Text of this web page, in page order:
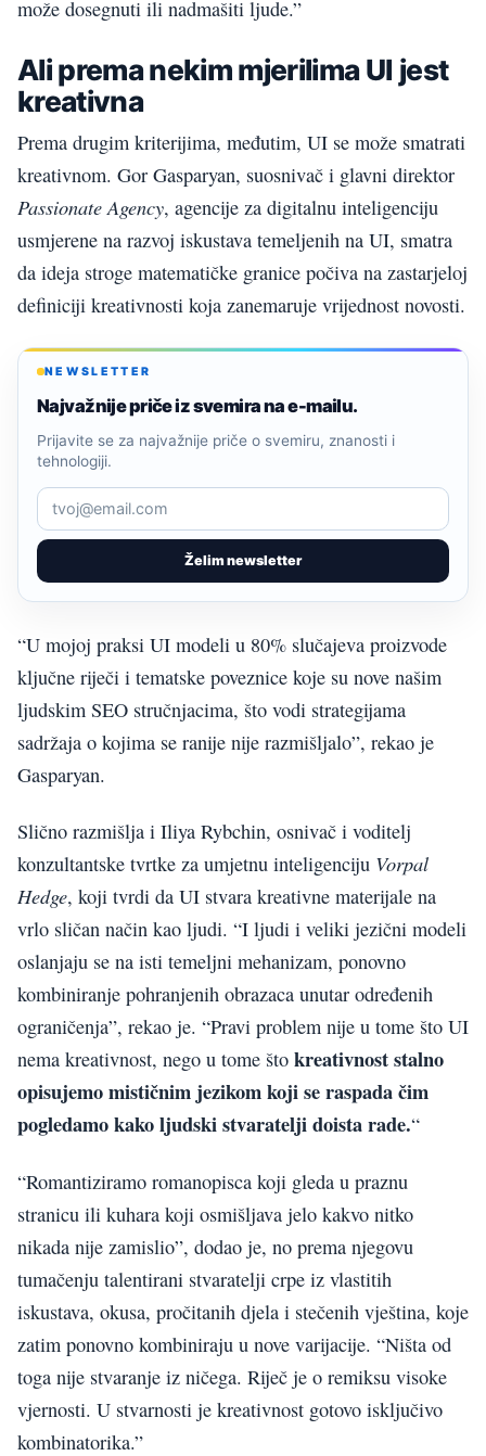
može dosegnuti ili nadmašiti ljude.”
Ali prema nekim mjerilima UI jest
kreativna
Prema drugim kriterijima, međutim, UI se može smatrati
kreativnom. Gor Gasparyan, suosnivač i glavni direktor
Passionate Agency, agencije za digitalnu inteligenciju
usmjerene na razvoj iskustava temeljenih na UI, smatra
da ideja stroge matematičke granice počiva na zastarjeloj
definiciji kreativnosti koja zanemaruje vrijednost novosti.
NEWSLETTER
Najvažnije priče iz svemira na e-mailu.
Želim newsletter
Prijavite se za najvažnije priče o svemiru, znanosti i
tehnologiji.
“U mojoj praksi UI modeli u 80% slučajeva proizvode
ključne riječi i tematske poveznice koje su nove našim
ljudskim SEO stručnjacima, što vodi strategijama
sadržaja o kojima se ranije nije razmišljalo”, rekao je
Gasparyan.
Slično razmišlja i Iliya Rybchin, osnivač i voditelj
konzultantske tvrtke za umjetnu inteligenciju Vorpal
Hedge, koji tvrdi da UI stvara kreativne materijale na
vrlo sličan način kao ljudi. “I ljudi i veliki jezični modeli
oslanjaju se na isti temeljni mehanizam, ponovno
kombiniranje pohranjenih obrazaca unutar određenih
ograničenja”, rekao je. “Pravi problem nije u tome što UI
nema kreativnost, nego u tome što kreativnost stalno
opisujemo mističnim jezikom koji se raspada čim
pogledamo kako ljudski stvaratelji doista rade.“
“Romantiziramo romanopisca koji gleda u praznu
stranicu ili kuhara koji osmišljava jelo kakvo nitko
nikada nije zamislio”, dodao je, no prema njegovu
tumačenju talentirani stvaratelji crpe iz vlastitih
iskustava, okusa, pročitanih djela i stečenih vještina, koje
zatim ponovno kombiniraju u nove varijacije. “Ništa od
toga nije stvaranje iz ničega. Riječ je o remiksu visoke
vjernosti. U stvarnosti je kreativnost gotovo isključivo
kombinatorika.”